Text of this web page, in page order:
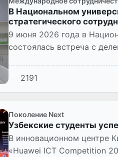
В Национальном
стратегического
9 июня 2026 года в
состоялась встреча с
2191
Поколение Next
Узбекские студенты
В инновационном центре
«Huawei ICT Competition